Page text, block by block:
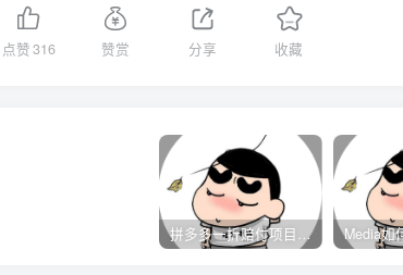
点赞316 赞赏 分享 收藏
拼多多一折赔付项目是怎么操作的？